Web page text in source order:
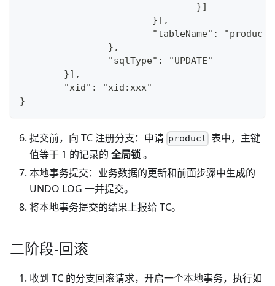
				}]
			}],
			"tableName": "product"
		},
		"sqlType": "UPDATE"
	}],
	"xid": "xid:xxx"
}
提交前，向 TC 注册分支：申请 product 表中，主键
值等于 1 的记录的 全局锁。
本地事务提交：业务数据的更新和前面步骤中生成的
UNDO LOG 一并提交。
将本地事务提交的结果上报给 TC。
二阶段-回滚
收到 TC 的分支回滚请求，开启一个本地事务，执行如